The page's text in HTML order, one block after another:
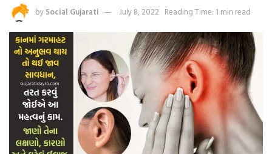
by Social Gujarati July 8, 2022 Reading Time: 1 min read